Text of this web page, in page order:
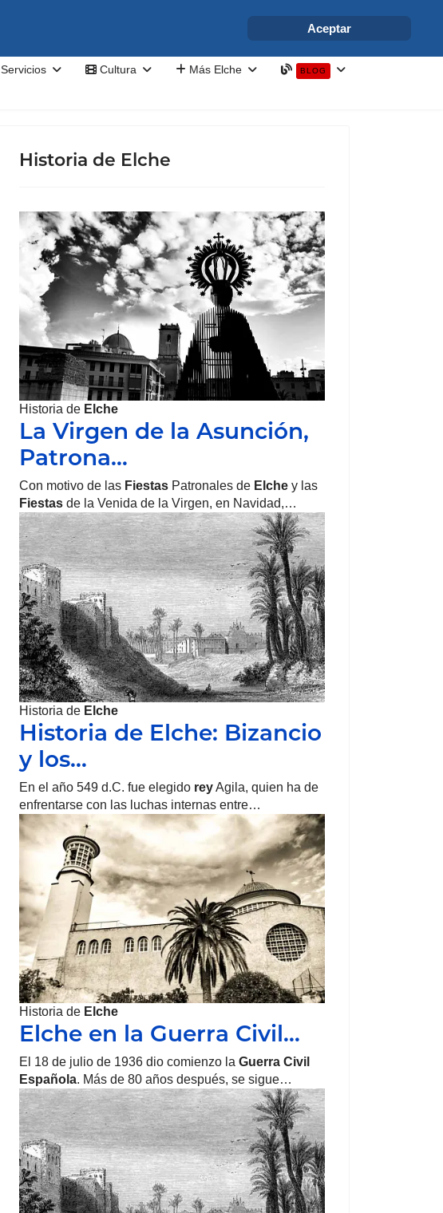
info@elchesemueve.com
Servicios Cultura Más Elche BLOG
Historia de Elche
Historia de Elche
La Virgen de la Asunción,
Patrona…
Con motivo de las Fiestas Patronales de Elche y las
Fiestas de la Venida de la Virgen, en Navidad,…
Historia de Elche
Historia de Elche: Bizancio
y los…
En el año 549 d.C. fue elegido reyAgila, quien ha de
enfrentarse con las luchas internas entre…
Historia de Elche
Elche en la Guerra Civil…
El 18 de julio de 1936 dio comienzo la Guerra Civil
Española. Más de 80 años después, se sigue…
Aceptar